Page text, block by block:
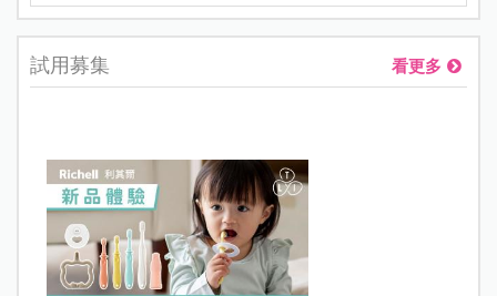
試用募集 看更多